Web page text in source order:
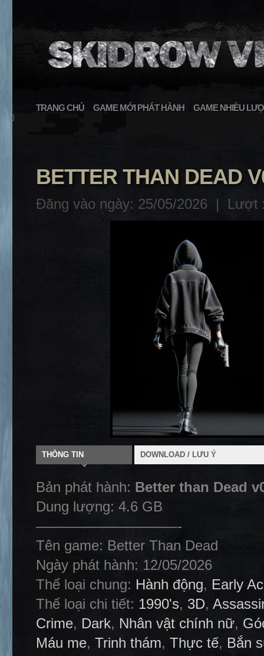
TRANG CHỦ GAME MỚI PHÁT HÀNH GAME NHIỀU
}
BETTER THAN DEAD
Đăng vào ngày: 25/05/2026 | Lượt
THÔNG TIN DOWNLOAD / LƯU Ý
Bản phát hành: Better than Dead
Dung lượng: 4.6 GB
——————————-
Tên game: Better Than Dead
Ngày phát hành: 12/05/2026
Thể loại chung: Hành động, Early
Thể loại chi tiết: 1990's, 3D,
Crime, Dark, Nhân vật chính nữ,
Máu me, Trinh thám, Thực tế, Bắn